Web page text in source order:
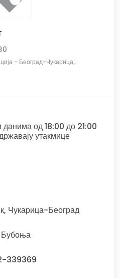
- Београд-Чукарица;
од 18:00 до 21:00
утакмице
Чукарица-Београд
Бубоња
339369